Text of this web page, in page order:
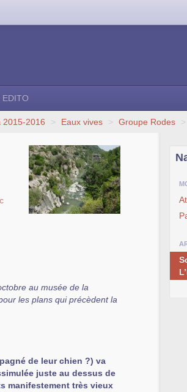
EDITO
2015-2016 > Eaux vives > Groupe Rodes >
au musée de la
les plans qui précèdent la
de leur chien ?) va
juste au dessus de
manifestement très vieux